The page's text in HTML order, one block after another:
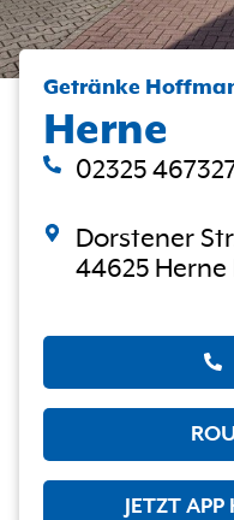
Getränke
Herne
02325
Dorstener
44625
JETZT